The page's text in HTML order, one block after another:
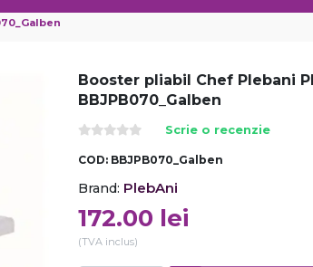
Booster pliabil Chef Plebani
BBJPB070_Galben
Scrie o recenzie
COD: BBJPB070_Galben
Brand: PlebAni
172.00 lei
(TVA inclus)